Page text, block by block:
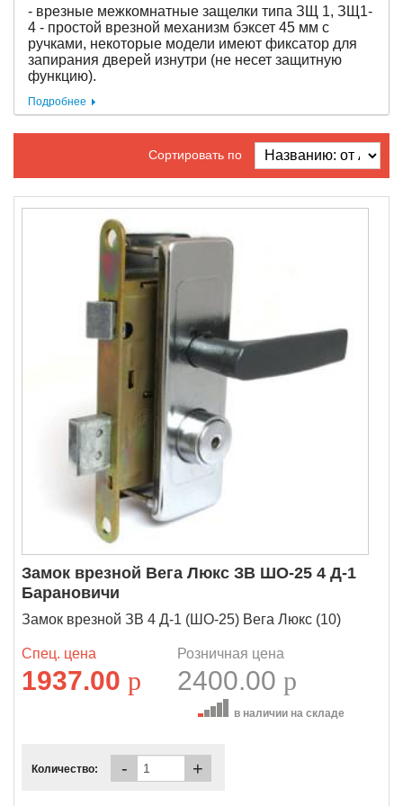
- врезные межкомнатные защелки типа ЗЩ 1, ЗЩ1-
4 - простой врезной механизм бэксет 45 мм с
ручками, некоторые модели имеют фиксатор для
запирания дверей изнутри (не несет защитную
функцию).
Подробнее
Сортировать по
Замок врезной Вега Люкс ЗВ ШО-25 4 Д-1
Барановичи
Замок врезной ЗВ 4 Д-1 (ШО-25) Вега Люкс (10)
Спец. цена
1937.00 p
Розничная цена
2400.00 p
в наличии на складе
Количество: - +